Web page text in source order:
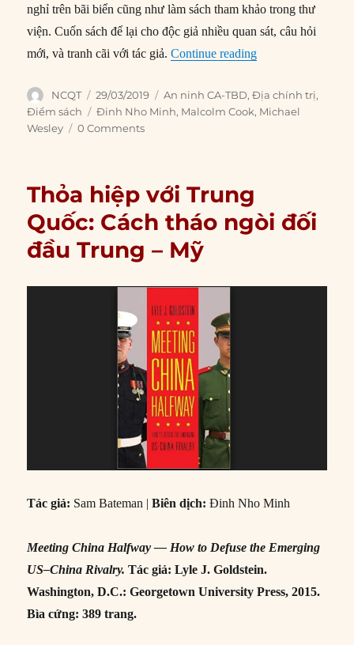
nghỉ trên bãi biển cũng như làm sách tham khảo trong thư
viện. Cuốn sách để lại cho độc giả nhiều quan sát, câu hỏi
mới, và tranh cãi với tác giả.Continue reading“Lục địa không
Author
NCQT
Posted
on
29/03/2019 Categories
An ninh CA-TBD,Địa chính trị,
Điểm sách
Tags
Đinh Nho Minh, Malcolm Cook, Michael
Wesley
0 Comments
Thỏa hiệp với Trung
Quốc: Cách tháo ngòi đối
đầu Trung – Mỹ
Tác giả: Sam Bateman |Biên dịch:Đinh Nho Minh
Meeting China Halfway — How to Defuse the Emerging
US–China Rivalry.Tác giả: Lyle J. Goldstein.
Washington, D.C.: Georgetown University Press, 2015.
Bìa cứng: 389 trang.